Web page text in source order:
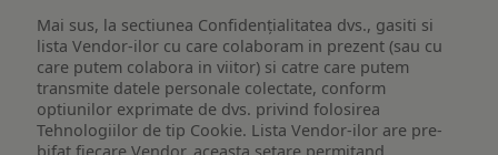
Mai sus, la sectiunea Confidențialitatea dvs., gasiti si
lista Vendor-ilor cu care colaboram in prezent (sau cu
care putem colabora in viitor) si catre care putem
transmite datele personale colectate, conform
optiunilor exprimate de dvs. privind folosirea
Tehnologiilor de tip Cookie. Lista Vendor-ilor are pre-